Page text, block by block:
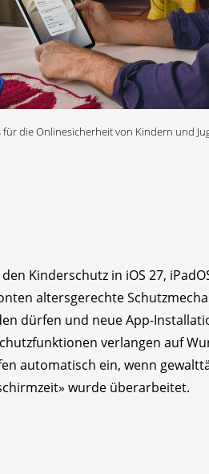
für die Onlinesicherheit von Kindern und
Kinderschutz in iOS 27,
altersgerechte
dürfen und neue App-
verlangen auf
automatisch ein, wenn
wurde überarbeitet.